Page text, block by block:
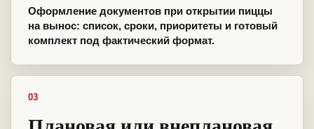
Оформление документов при открытии пиццы
на вынос: список, сроки, приоритеты и готовый
комплект под фактический формат.
03